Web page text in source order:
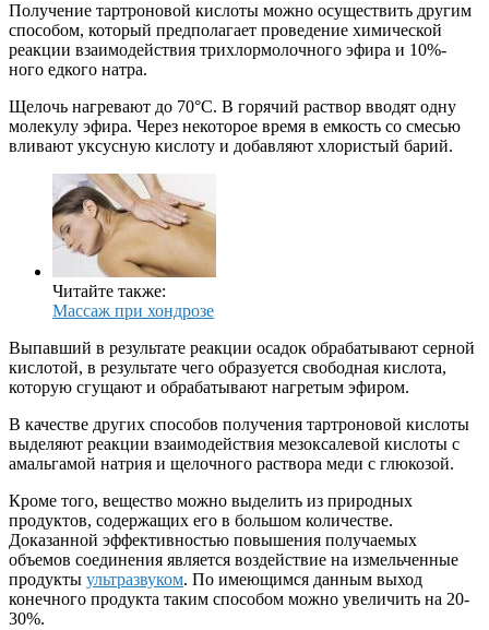
Получение тартроновой кислоты можно осуществить другим
способом, который предполагает проведение химической
реакции взаимодействия трихлормолочного эфира и 10%-
ного едкого натра.
Щелочь нагревают до 70°С. В горячий раствор вводят одну
молекулу эфира. Через некоторое время в емкость со смесью
вливают уксусную кислоту и добавляют хлористый барий.
Читайте также:
Массаж при хондрозе
Выпавший в результате реакции осадок обрабатывают серной
кислотой, в результате чего образуется свободная кислота,
которую сгущают и обрабатывают нагретым эфиром.
В качестве других способов получения тартроновой кислоты
выделяют реакции взаимодействия мезоксалевой кислоты с
амальгамой натрия и щелочного раствора меди с глюкозой.
Кроме того, вещество можно выделить из природных
продуктов, содержащих его в большом количестве.
Доказанной эффективностью повышения получаемых
объемов соединения является воздействие на измельченные
продукты ультразвуком. По имеющимся данным выход
конечного продукта таким способом можно увеличить на 20-
30%.